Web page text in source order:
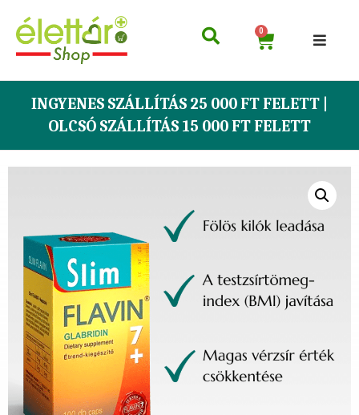
0
INGYENES SZÁLLÍTÁS 25 000 FT FELETT |
OLCSÓ SZÁLLÍTÁS 15 000 FT FELETT